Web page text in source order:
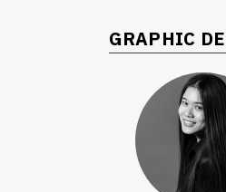
GRAPHIC